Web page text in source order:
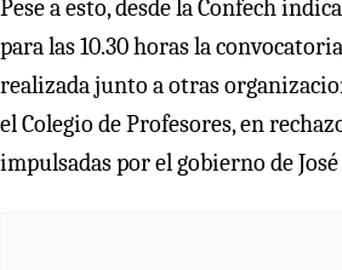
Pese a esto, desde la Confech
para las 10.30 horas la
realizada junto a otras
el Colegio de Profesores, en
impulsadas por el gobierno de